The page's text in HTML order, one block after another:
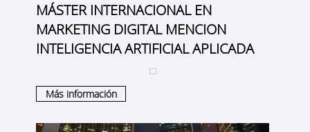
MÁSTER INTERNACIONAL EN
MARKETING DIGITAL MENCION
INTELIGENCIA ARTIFICIAL APLICADA
Más información